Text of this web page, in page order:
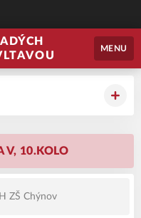
MENU
V, 10.KOLO
ZŠ Chýnov